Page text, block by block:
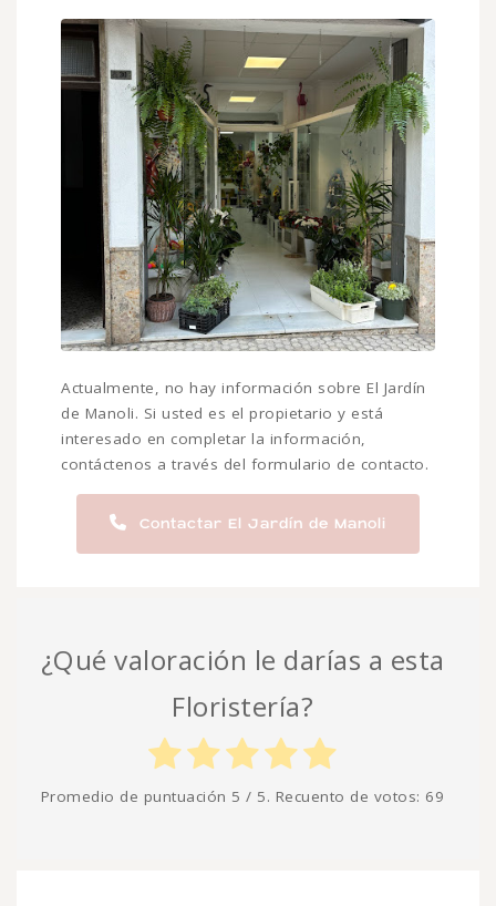
Actualmente, no hay información sobre El Jardín
de Manoli. Si usted es el propietario y está
interesado en completar la información,
contáctenos a través del formulario de contacto.
Contactar El Jardín de Manoli
¿Qué valoración le darías a esta
Floristería?
Promedio de puntuación 5 / 5. Recuento de votos: 69